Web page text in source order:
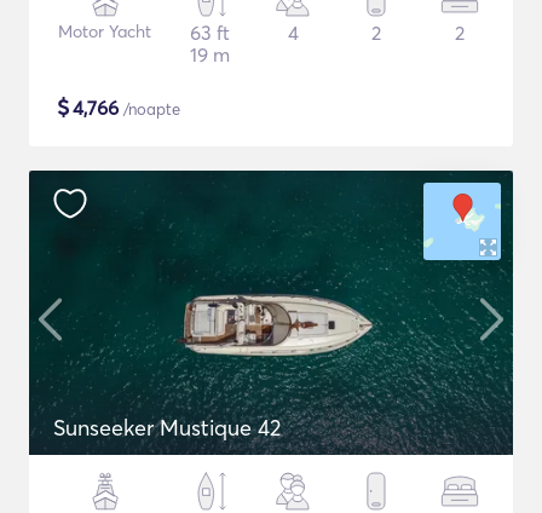
Motor Yacht
63 ft
19 m
4 2 2
$4,766 /noapte
Sunseeker Mustique 42